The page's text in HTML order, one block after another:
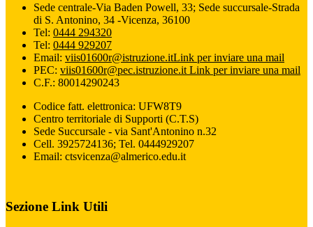
Sede centrale-Via Baden Powell, 33; Sede succursale-Strada
di S. Antonino, 34 -Vicenza, 36100
Tel: 0444 294320
Tel: 0444 929207
Email: viis01600r@istruzione.itLink per inviare una mail
PEC: viis01600r@pec.istruzione.it Link per inviare una mail
C.F.: 80014290243
Codice fatt. elettronica: UFW8T9
Centro territoriale di Supporti (C.T.S)
Sede Succursale - via Sant'Antonino n.32
Cell. 3925724136; Tel. 0444929207
Email: ctsvicenza@almerico.edu.it
Sezione Link Utili